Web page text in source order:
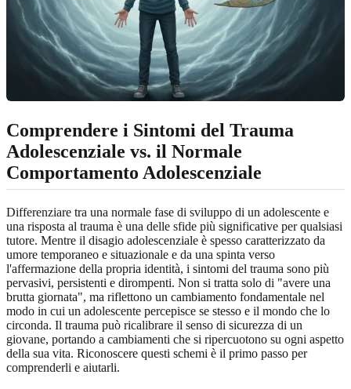
Comprendere i Sintomi del Trauma
Adolescenziale vs. il Normale
Comportamento Adolescenziale
Differenziare tra una normale fase di sviluppo di un adolescente e
una risposta al trauma è una delle sfide più significative per qualsiasi
tutore. Mentre il disagio adolescenziale è spesso caratterizzato da
umore temporaneo e situazionale e da una spinta verso
l'affermazione della propria identità, i sintomi del trauma sono più
pervasivi, persistenti e dirompenti. Non si tratta solo di "avere una
brutta giornata", ma riflettono un cambiamento fondamentale nel
modo in cui un adolescente percepisce se stesso e il mondo che lo
circonda. Il trauma può ricalibrare il senso di sicurezza di un
giovane, portando a cambiamenti che si ripercuotono su ogni aspetto
della sua vita. Riconoscere questi schemi è il primo passo per
comprenderli e aiutarli.